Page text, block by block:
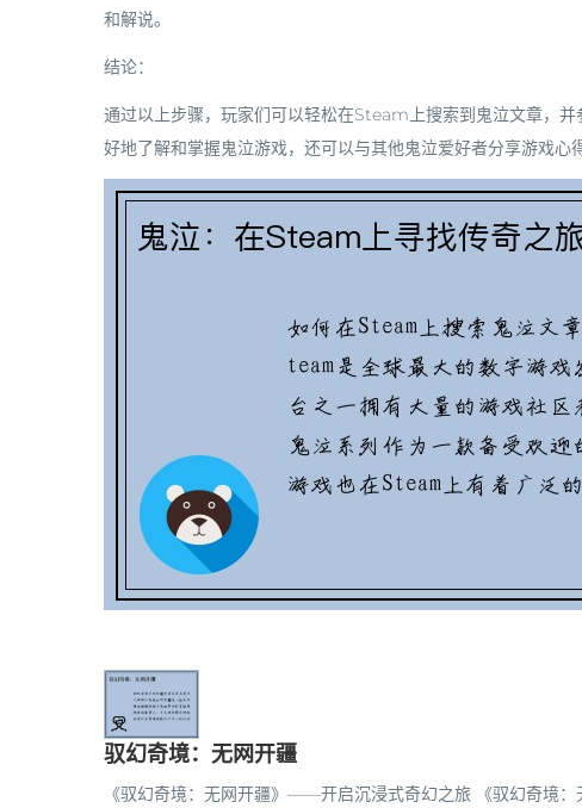
和解说。
结论：
通过以上步骤，玩家们可以轻松在Steam上搜索到鬼泣文章，
好地了解和掌握鬼泣游戏，还可以与其他鬼泣爱好者分享游戏心
驭幻奇境：无网开疆
《驭幻奇境：无网开疆》——开启沉浸式奇幻之旅 《驭幻奇境